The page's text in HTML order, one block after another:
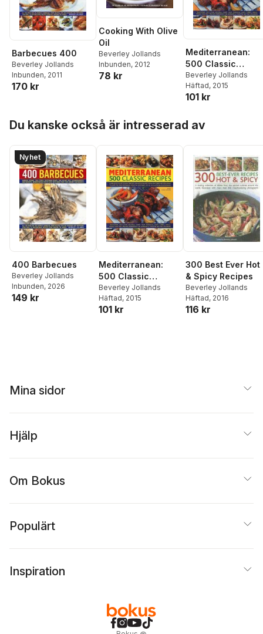
Barbecues 400
Beverley Jollands
Inbunden, 2011
170 kr
Cooking With Olive
Oil
Beverley Jollands
Inbunden, 2012
78 kr
Mediterranean:
500 Classic
Recipes
Beverley Jollands
Häftad, 2015
101 kr
Du kanske också är intresserad av
Nyhet
400 Barbecues
Beverley Jollands
Inbunden, 2026
149 kr
Mediterranean:
500 Classic
Recipes
Beverley Jollands
Häftad, 2015
101 kr
300 Best Ever Hot
& Spicy Recipes
Beverley Jollands
Häftad, 2016
116 kr
Mina sidor
Hjälp
Om Bokus
Populärt
Inspiration